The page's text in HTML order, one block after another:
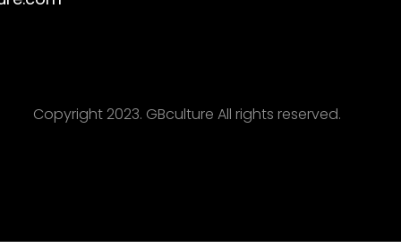
Copyright 2023. GBculture All rights reserved.